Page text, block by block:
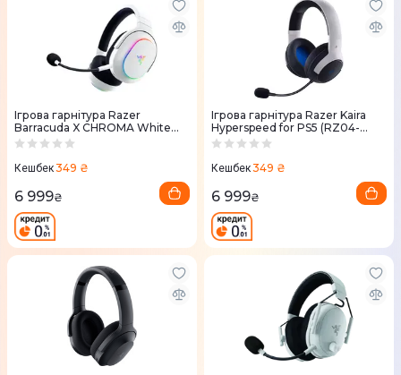
Ігрова гарнітура Razer
Barracuda X CHROMA White
(RZ04-05220200-R3M1)
Кешбек349 ₴
6 999₴
Ігрова гарнітура Razer Kaira
Hyperspeed for PS5 (RZ04-
03980200-R3G1)
Кешбек349 ₴
6 999₴